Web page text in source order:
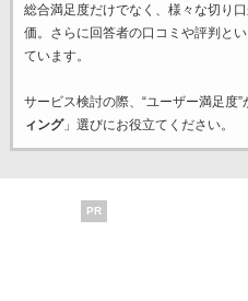
総合満足度だけでなく、様々な切り口
価。さらに回答者の口コミや評判と
ています。
サービス検討の際、“ユーザー満足度”
ィング」選びにお役立てください。
PR